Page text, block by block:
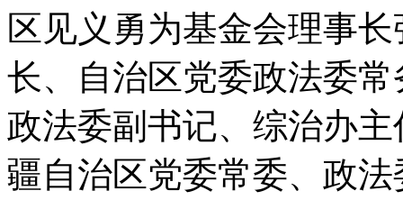
区见义勇为基金会理事
长、自治区党委政法委
政法委副书记、综治办
疆自治区党委常委、政